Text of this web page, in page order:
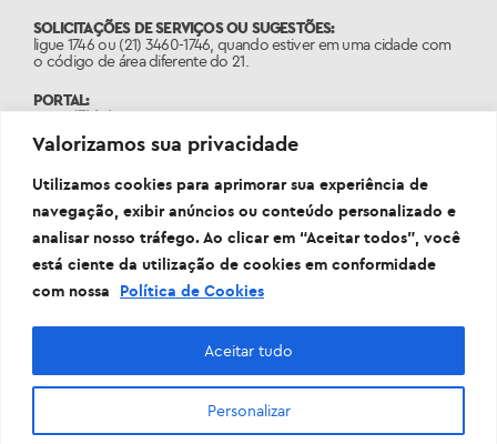
Valorizamos sua privacidade
Utilizamos cookies para aprimorar sua experiência de
navegação, exibir anúncios ou conteúdo personalizado e
analisar nosso tráfego. Ao clicar em “Aceitar todos”, você
está ciente da utilização de cookies em conformidade
com nossa
Política de Cookies
Personalizar
Aceitar tudo
SOLICITAÇÕES DE SERVIÇOS OU SUGESTÕES:
ligue 1746 ou (21) 3460-1746, quando estiver em uma cidade com
o código de área diferente do 21.
PORTAL:
www.1746.rio
OUVIDORIA: